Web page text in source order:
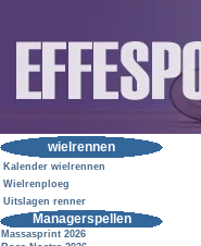
wielrennen
Kalender wielrennen
Wielrenploeg
Uitslagen renner
Managerspellen
Massasprint 2026